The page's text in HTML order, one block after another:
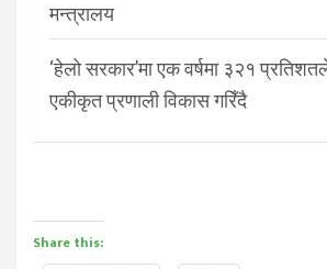
मन्त्रालय
‘हेलो सरकार’मा एक वर्षमा ३२१
एकीकृत प्रणाली विकास गरिँदै
Share this: